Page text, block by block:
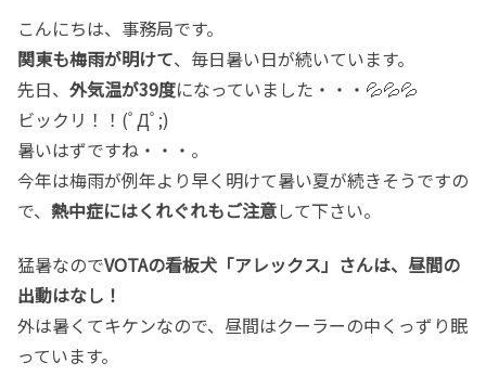
こんにちは、事務局です。
関東も梅雨が明けて、毎日暑い日が続いています。
先日、 外気温が39度になっていました・・・💦💦💦
ビックリ！！(ﾟДﾟ;)
暑いはずですね・・・。
今年は梅雨が例年より早く明けて暑い夏が続きそうですの
で、 熱中症にはくれぐれもご注意して下さい。
猛暑なのでVOTAの看板犬「アレックス」さんは、昼間の
出動はなし！
外は暑くてキケンなので、昼間はクーラーの中くっずり眠
っています。